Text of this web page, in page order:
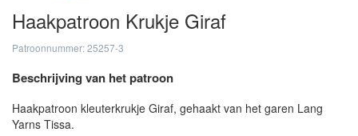
Haakpatroon Krukje Giraf
Patroonnummer: 25257-3
Beschrijving van het patroon
Haakpatroon kleuterkrukje Giraf, gehaakt van het garen Lang
Yarns Tissa.